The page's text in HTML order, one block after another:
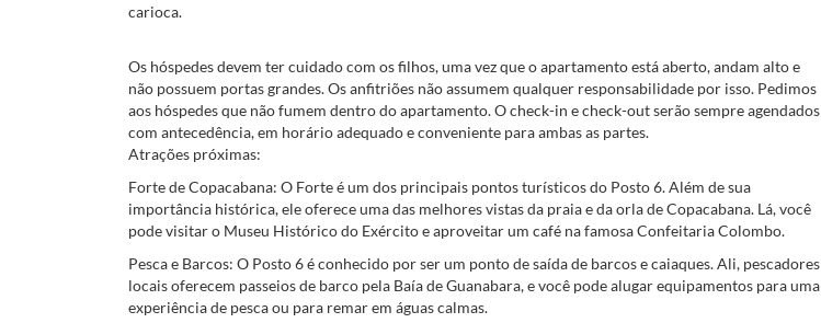
carioca.
Os hóspedes devem ter cuidado com os filhos, uma vez que o apartamento está aberto, andam alto e
não possuem portas grandes. Os anfitriões não assumem qualquer responsabilidade por isso. Pedimos
aos hóspedes que não fumem dentro do apartamento. O check-in e check-out serão sempre agendados
com antecedência, em horário adequado e conveniente para ambas as partes.
Atrações próximas:
Forte de Copacabana: O Forte é um dos principais pontos turísticos do Posto 6. Além de sua
importância histórica, ele oferece uma das melhores vistas da praia e da orla de Copacabana. Lá, você
pode visitar o Museu Histórico do Exército e aproveitar um café na famosa Confeitaria Colombo.
Pesca e Barcos: O Posto 6 é conhecido por ser um ponto de saída de barcos e caiaques. Ali, pescadores
locais oferecem passeios de barco pela Baía de Guanabara, e você pode alugar equipamentos para uma
experiência de pesca ou para remar em águas calmas.